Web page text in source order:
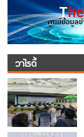
วาไรตี้